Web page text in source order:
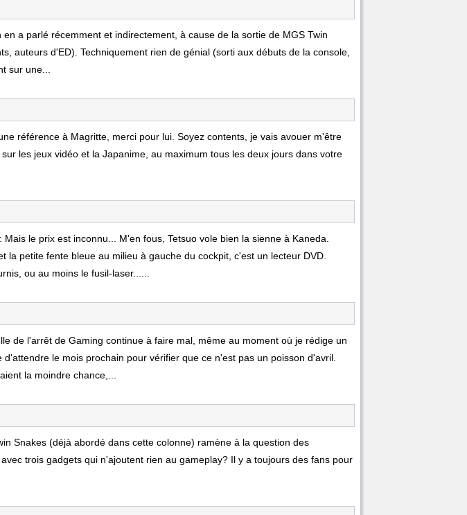
a parlé récemment et indirectement, à cause de la sortie de MGS Twin
auteurs d'ED). Techniquement rien de génial (sorti aux débuts de la console,
sur une...
référence à Magritte, merci pour lui. Soyez contents, je vais avouer m'être
les jeux vidéo et la Japanime, au maximum tous les deux jours dans votre
Mais le prix est inconnu... M'en fous, Tetsuo vole bien la sienne à Kaneda.
la petite fente bleue au milieu à gauche du cockpit, c'est un lecteur DVD.
ou au moins le fusil-laser......
de l'arrêt de Gaming continue à faire mal, même au moment où je rédige un
le mois prochain pour vérifier que ce n'est pas un poisson d'avril.
la moindre chance,...
Snakes (déjà abordé dans cette colonne) ramène à la question des
trois gadgets qui n'ajoutent rien au gameplay? Il y a toujours des fans pour